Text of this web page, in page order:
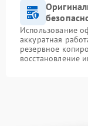
Использование
аккуратная
резервное
восстановление